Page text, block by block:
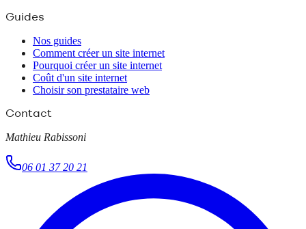
Guides
Nos guides
Comment créer un site internet
Pourquoi créer un site internet
Coût d'un site internet
Choisir son prestataire web
Contact
Mathieu Rabissoni
06 01 37 20 21